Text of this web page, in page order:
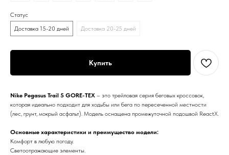
Статус
Доставка 15-20 дней
Доставка 20-25 дней
Купить
Nike Pegasus Trail 5 GORE-TEX – это трейловая серия беговых кроссовок,
которая идеально подходит для ходьбы или бега по пересеченной местности
(лес, грунт, мокрый асфальт). Модель оснащена промежуточной подошвой ReactX.
Основные характеристики и преимущество модели:
Комфорт в любую погоду.
Светоотражающие элементы.